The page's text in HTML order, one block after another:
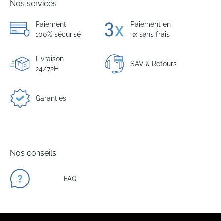
Nos services
Paiement
100% sécurisé
Paiement en
3x sans frais
Livraison
24/72H
SAV & Retours
Garanties
Nos conseils
FAQ